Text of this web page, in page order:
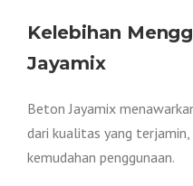
Kelebihan
Jayamix
Beton Jayamix
dari kualitas yang
kemudahan penggunaan.